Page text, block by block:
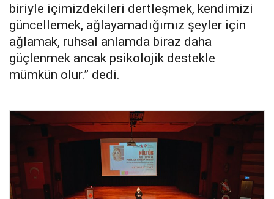
biriyle içimizdekileri dertleşmek, kendimizi
güncellemek, ağlayamadığımız şeyler için
ağlamak, ruhsal anlamda biraz daha
güçlenmek ancak psikolojik destekle
mümkün olur.” dedi.